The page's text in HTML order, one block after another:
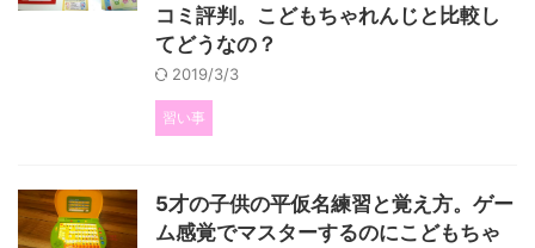
コミ評判。こどもちゃれんじと比較し
てどうなの？
2019/3/3
習い事
5才の子供の平仮名練習と覚え方。ゲー
ム感覚でマスターするのにこどもちゃ